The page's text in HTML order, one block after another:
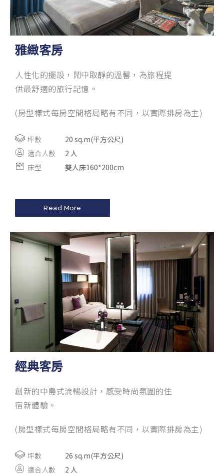
雅緻客房
人性化的擺設，鬧中取靜的溫韾，為旅程提
供最舒適的旅行記憶。
(房型樣式每房空間格局略有不同，以實際排房為主)
坪數
20 sq.m(平方公尺)
適合人數
2 人
床型
雙人床160*200cm
Read More
經典客房
創新的中島式流暢設計，感受時尚氛圍的住
宿新體驗。
(房型樣式每房空間格局略有不同，以實際排房為主)
坪數
26 sq.m(平方公尺)
適合人數
2 人